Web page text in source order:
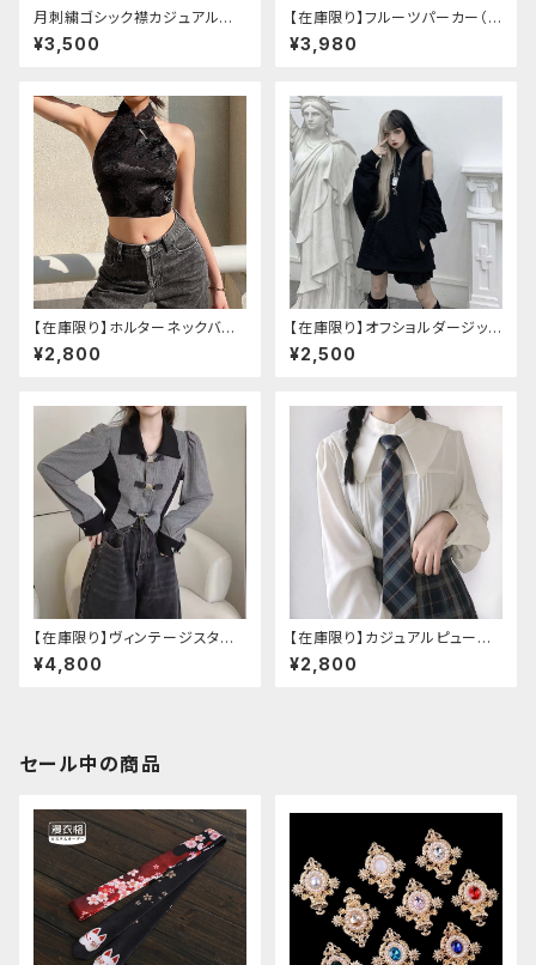
月刺繍ゴシック襟カジュアルブラ
ウス(長袖)
¥3,500
【在庫限り】フルーツパーカー（ブ
ルべリ、ブドウ、キウイ、チェリー、
ぶどう
¥3,980
【在庫限り】ホルターネックバッ
クリボンチャイナシャツ
¥2,800
【在庫限り】オフショルダージップ
パーカー
¥2,500
【在庫限り】ヴィンテージスタイ
ルバックルベルトシャツ
¥4,800
【在庫限り】カジュアルピューリ
タンカラープレッピーブラウス
¥2,800
セール中の商品